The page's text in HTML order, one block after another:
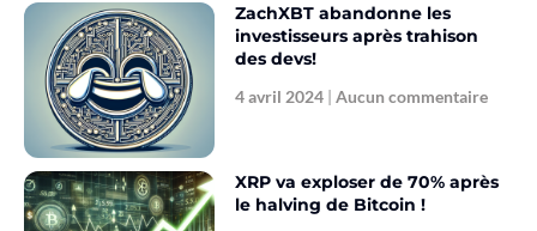
ZachXBT abandonne les
investisseurs après trahison
des devs!
4 avril 2024 Aucun commentaire
XRP va exploser de 70% après
le halving de Bitcoin !